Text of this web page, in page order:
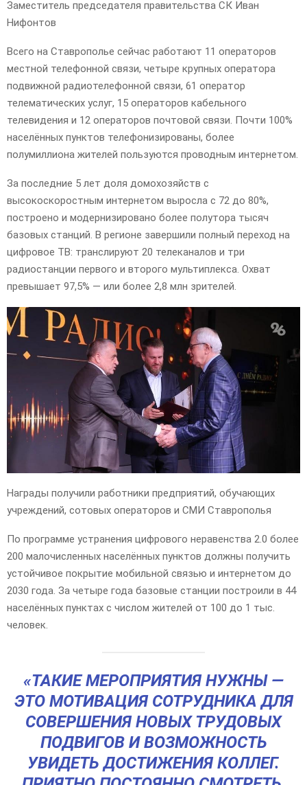
Заместитель председателя правительства СК Иван
Нифонтов
Всего на Ставрополье сейчас работают 11 операторов
местной телефонной связи, четыре крупных оператора
подвижной радиотелефонной связи, 61 оператор
телематических услуг, 15 операторов кабельного
телевидения и 12 операторов почтовой связи. Почти 100%
населённых пунктов телефонизированы, более
полумиллиона жителей пользуются проводным интернетом.
За последние 5 лет доля домохозяйств с
высокоскоростным интернетом выросла с 72 до 80%,
построено и модернизировано более полутора тысяч
базовых станций. В регионе завершили полный переход на
цифровое ТВ: транслируют 20 телеканалов и три
радиостанции первого и второго мультиплекса. Охват
превышает 97,5% — или более 2,8 млн зрителей.
Награды получили работники предприятий, обучающих
учреждений, сотовых операторов и СМИ Ставрополья
По программе устранения цифрового неравенства 2.0 более
200 малочисленных населённых пунктов должны получить
устойчивое покрытие мобильной связью и интернетом до
2030 года. За четыре года базовые станции построили в 44
населённых пунктах с числом жителей от 100 до 1 тыс.
человек.
«ТАКИЕ МЕРОПРИЯТИЯ НУЖНЫ —
ЭТО МОТИВАЦИЯ СОТРУДНИКА ДЛЯ
СОВЕРШЕНИЯ НОВЫХ ТРУДОВЫХ
ПОДВИГОВ И ВОЗМОЖНОСТЬ
УВИДЕТЬ ДОСТИЖЕНИЯ КОЛЛЕГ.